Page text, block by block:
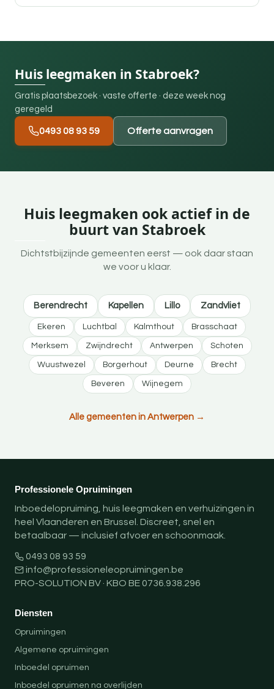
Huis leegmaken in Stabroek?
Gratis plaatsbezoek · vaste offerte · deze week nog
geregeld
0493 08 93 59 Offerte aanvragen
Huis leegmaken ook actief in de
buurt van Stabroek
Dichtstbijzijnde gemeenten eerst — ook daar staan
we voor u klaar.
Berendrecht Kapellen Lillo Zandvliet
Ekeren Luchtbal Kalmthout Brasschaat
Merksem Zwijndrecht Antwerpen Schoten
Wuustwezel Borgerhout Deurne Brecht
Beveren Wijnegem
Alle gemeenten in Antwerpen →
Professionele Opruimingen
Inboedelopruiming, huis leegmaken en verhuizingen in
heel Vlaanderen en Brussel. Discreet, snel en
betaalbaar — inclusief afvoer en schoonmaak.
0493 08 93 59
info@professioneleopruimingen.be
PRO-SOLUTION BV · KBO BE 0736.938.296
Diensten
Opruimingen
Algemene opruimingen
Inboedel opruimen
Inboedel opruimen na overlijden